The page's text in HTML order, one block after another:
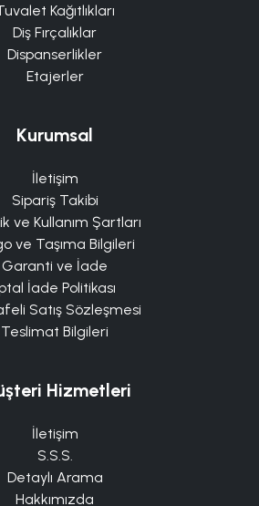
Kağıtlıkları
Diş Fırçalıklar
Dispanserlikler
Etajerler
Kurumsal
İletişim
Sipariş Takibi
ve Kullanım Şartları
ve Taşıma Bilgileri
Garanti ve İade
İade Politikası
Satış Sözleşmesi
Teslimat Bilgileri
Hizmetleri
İletişim
S.S.S.
Detaylı Arama
Hakkımızda